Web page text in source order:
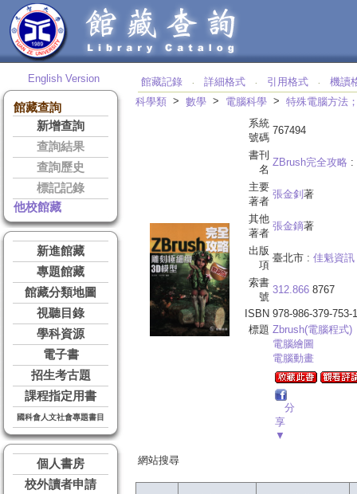
English Version
館藏查詢
新增查詢
查詢結果
查詢歷史
標記記錄
他校館藏
新進館藏
專題館藏
館藏分類地圖
視聽目錄
學科資源
電子書
招生考古題
課程指定用書
國科會人文社會專題書目
個人書房
校外讀者申請
館藏記錄 ‧ 詳細格式 ‧ 引用格式 ‧
機讀
科學類 > 數學 > 電腦科學 > 特殊電腦方法
系統
號碼
767494
書刊
名
ZBrush完全攻略 :
主要
著者
張金釗 著
其他
著者
張金鏑著
出版
項
臺北市 : 佳魁資訊
索書
號
312.866 8767
ISBN 978-986-379-753-1
標題 Zbrush(電腦程式)
電腦繪圖
電腦動畫
分
享
▼
網站搜尋